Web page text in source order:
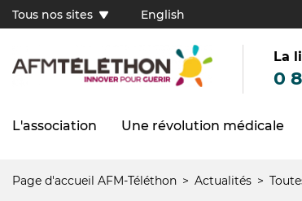
contenu
Tous
sites
(FR)
Tous nos sites English
La
0
Navigation
L'association Une révolution médicale
Fil
Page d'accueil AFM-Téléthon Actualités